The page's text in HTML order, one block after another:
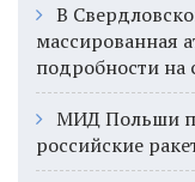
В
массированная
подробности на
МИД Польши
российские